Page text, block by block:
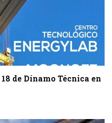
de Dínamo Técnica en